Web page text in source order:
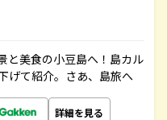
と美食の小豆島へ！島カル
げて紹介。さあ、島旅へ
詳細を見る